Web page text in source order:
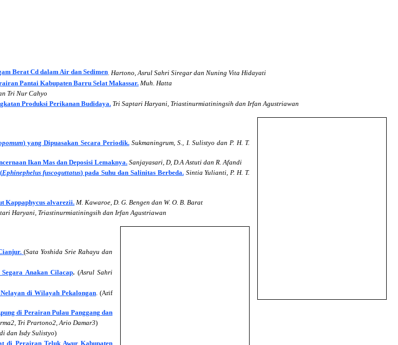
Berat Cd dalam Air dan Sedimen. Hartono, Asrul Sahri Siregar dan Nuning Vita Hidayati
Pantai Kabupaten Barru Selat Makassar. Muh. Hatta
Tri Nur Cahyo
Produksi Perikanan Budidaya. Tri Saptari Haryani, Triastinurmiatiningsih dan Irfan Agustriawan
) yang Dipuasakan Secara Periodik. Sukmaningrum, S., I. Sulistyo dan P. H. T.
Ikan Mas dan Deposisi Lemaknya. Sanjayasari, D, D.A Astuti dan R. Afandi
Ephinephelus fuscoguttatus) pada Suhu dan Salinitas Berbeda. Sintia Yulianti, P. H. T.
Kappaphycus alvarezii. M. Kawaroe, D. G. Bengen dan W. O. B. Barat
Haryani, Triastinurmiatiningsih dan Irfan Agustriawan
(Sata Yoshida Srie Rahayu dan
Anakan Cilacap. (Asrul Sahri
di Wilayah Pekalongan. (Arif
di Perairan Pulau Panggang dan
Tri Prartono2, Ario Damar3)
dan Isdy Sulistyo)
di Perairan Teluk Awur Kabupaten